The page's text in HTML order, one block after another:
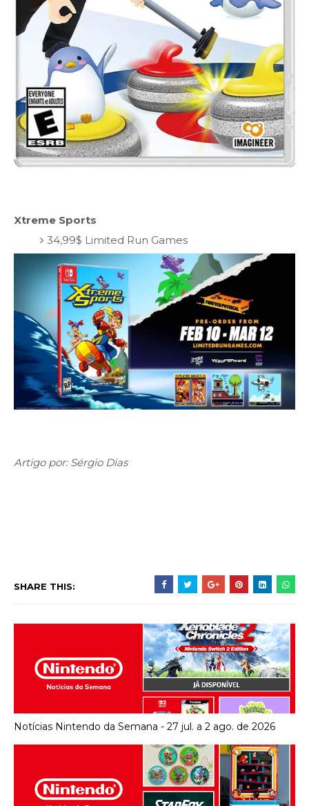
Xtreme Sports
34,99$ Limited Run Games
Artigo por: Sérgio Dias
SHARE THIS:
Notícias Nintendo da Semana - 27 jul. a 2 ago. de 2026